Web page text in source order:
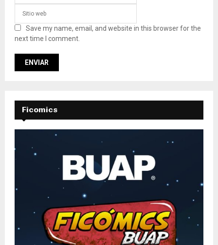
Save my name, email, and website in this browser for the
next time I comment.
Ficomics